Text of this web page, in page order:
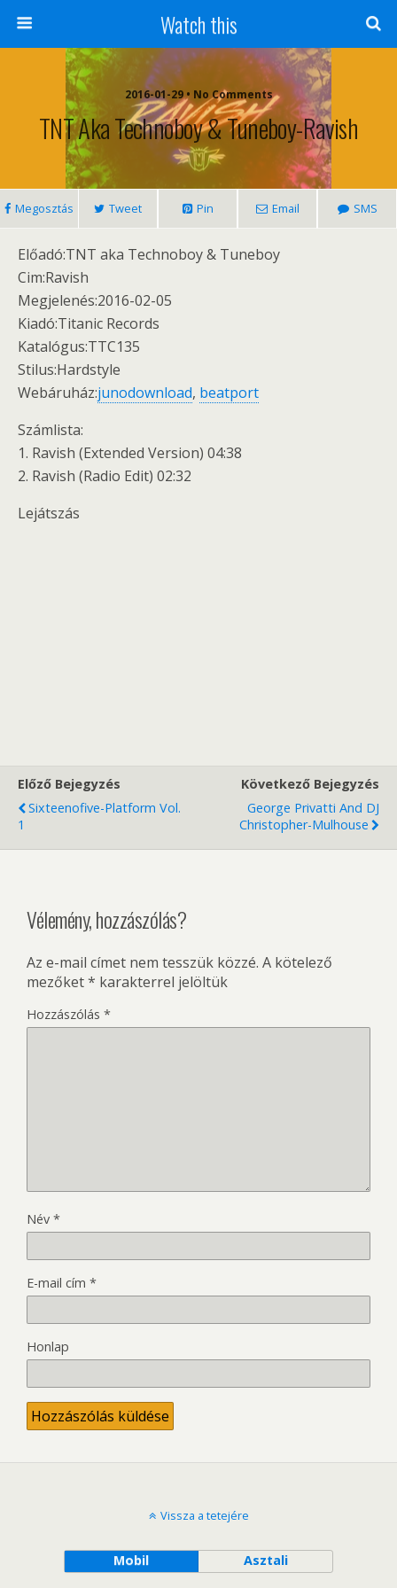
Watch this
2016-01-29 • No Comments
TNT Aka Technoboy & Tuneboy-Ravish
Megosztás Tweet Pin Email SMS
Előadó:TNT aka Technoboy & Tuneboy
Cim:Ravish
Megjelenés:2016-02-05
Kiadó:Titanic Records‎
Katalógus:TTC135
Stilus:Hardstyle
Webáruház:junodownload, beatport
Számlista:
1. Ravish (Extended Version) 04:38
2. Ravish (Radio Edit) 02:32
Lejátszás
Előző Bejegyzés
Sixteenofive-Platform Vol.
1
Következő Bejegyzés
George Privatti And DJ
Christopher-Mulhouse
Vélemény, hozzászólás?
Az e-mail címet nem tesszük közzé. A kötelező
mezőket* karakterrel jelöltük
Hozzászólás *
Név *
E-mail cím *
Honlap
Vissza a tetejére
Mobil Asztali